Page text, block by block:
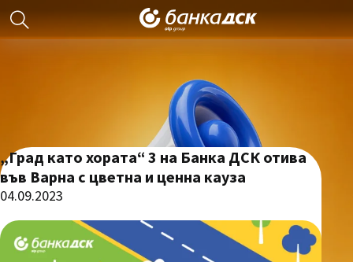
„Град като хората“ 3 на Банка ДСК отива
във Варна с цветна и ценна кауза
04.09.2023